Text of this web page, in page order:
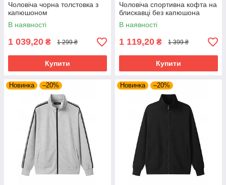
Чоловіча чорна толстовка з
капюшоном
В наявності
1 039,20 ₴ 1 299 ₴
Купити
Чоловіча спортивна кофта на
блискавці без капюшона
В наявності
1 119,20 ₴ 1 399 ₴
Купити
Новинка –20% Новинка –20%